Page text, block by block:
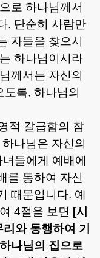
로 하나님께서
. 단순히 사람만
자들을 찾으시
하나님이시라
께서는 자신의
도록, 하나님의
적 갈급함의 참
나님은 자신의
들에게 예배에
를 통하여 자신
때문입니다. 예
4절을 보면 [시
와 동행하여 기
나님의 집으로